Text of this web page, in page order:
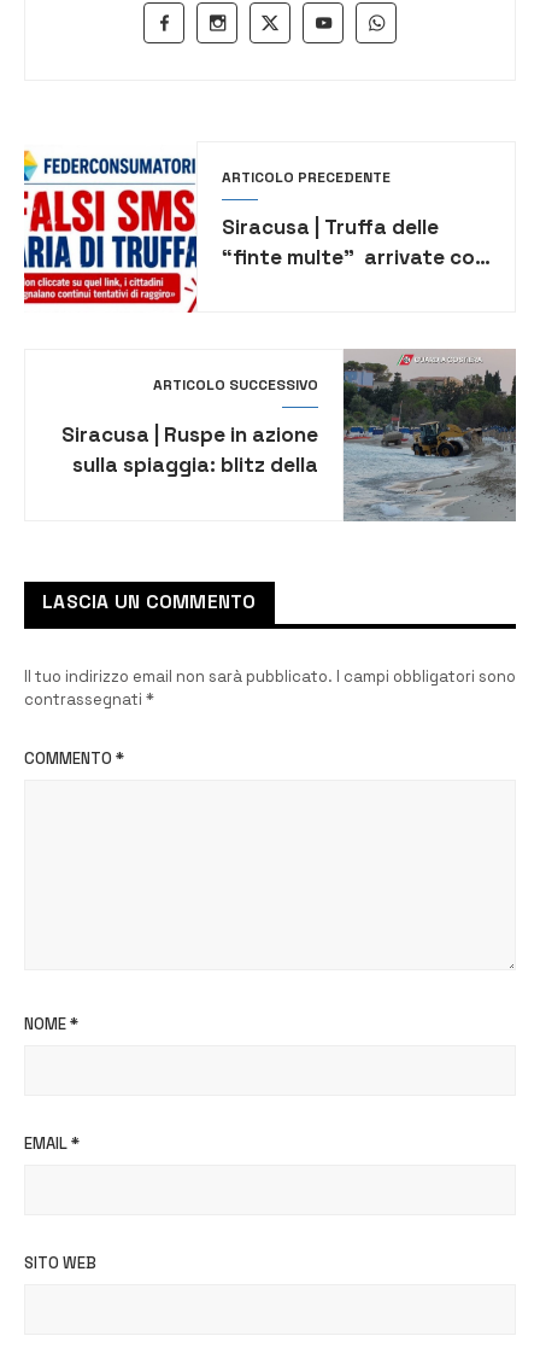
ARTICOLO PRECEDENTE
Siracusa | Truffa delle
“finte multe” arrivate con
ARTICOLO SUCCESSIVO
Siracusa | Ruspe in azione
sulla spiaggia: blitz della
LASCIA UN COMMENTO
Il tuo indirizzo email non sarà pubblicato. I campi obbligatori sono
contrassegnati *
COMMENTO *
NOME*
EMAIL*
SITO WEB